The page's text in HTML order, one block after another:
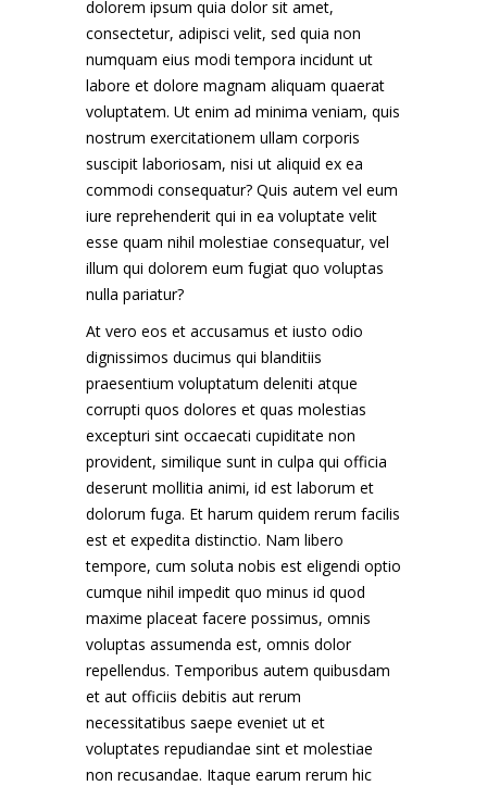
dolorem ipsum quia dolor sit amet,
consectetur, adipisci velit, sed quia non
numquam eius modi tempora incidunt ut
labore et dolore magnam aliquam quaerat
voluptatem. Ut enim ad minima veniam, quis
nostrum exercitationem ullam corporis
suscipit laboriosam, nisi ut aliquid ex ea
commodi consequatur? Quis autem vel eum
iure reprehenderit qui in ea voluptate velit
esse quam nihil molestiae consequatur, vel
illum qui dolorem eum fugiat quo voluptas
nulla pariatur?
At vero eos et accusamus et iusto odio
dignissimos ducimus qui blanditiis
praesentium voluptatum deleniti atque
corrupti quos dolores et quas molestias
excepturi sint occaecati cupiditate non
provident, similique sunt in culpa qui officia
deserunt mollitia animi, id est laborum et
dolorum fuga. Et harum quidem rerum facilis
est et expedita distinctio. Nam libero
tempore, cum soluta nobis est eligendi optio
cumque nihil impedit quo minus id quod
maxime placeat facere possimus, omnis
voluptas assumenda est, omnis dolor
repellendus. Temporibus autem quibusdam
et aut officiis debitis aut rerum
necessitatibus saepe eveniet ut et
voluptates repudiandae sint et molestiae
non recusandae. Itaque earum rerum hic